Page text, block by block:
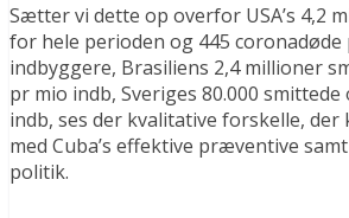
Sætter vi dette op overfor USA’s 4,2
for hele perioden og 445 coronadøde
indbyggere, Brasiliens 2,4 millioner
pr mio indb, Sveriges 80.000
indb, ses der kvalitative forskelle,
med Cuba’s effektive præventive
politik.